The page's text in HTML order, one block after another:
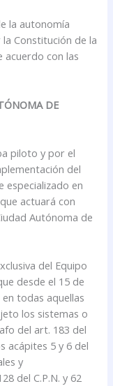
la autonomía
Constitución de la
acuerdo con las
DE
piloto y por el
del
especializado en
actuará con
Autónoma de
del Equipo
desde el 15 de
todas aquellas
los sistemas o
del art. 183 del
acápites 5 y 6 del
y
del C.P.N. y 62